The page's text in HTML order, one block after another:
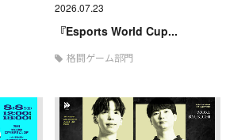
2026.07.23
『Esports World Cup...
格闘ゲーム部門